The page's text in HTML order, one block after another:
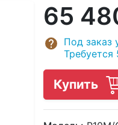
65
Под заказ
Требуется
Купить